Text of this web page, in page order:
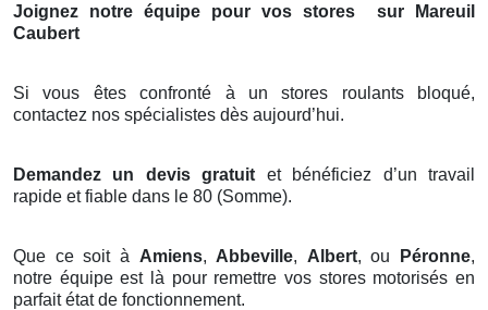
Joignez notre équipe pour vos stores
sur Mareuil
Caubert
Si vous êtes confronté à un stores roulants bloqué,
contactez nos spécialistes dès aujourd’hui.
Demandez un devis gratuit et bénéficiez d’un travail
rapide et fiable dans le 80 (Somme).
Que ce soit à Amiens, Abbeville, Albert, ou Péronne,
notre équipe est là pour remettre vos stores motorisés en
parfait état de fonctionnement.